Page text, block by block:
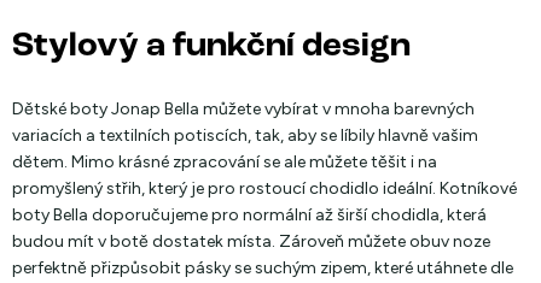
Stylový a funkční design
Dětské boty Jonap Bella můžete vybírat v mnoha barevných
variacích a textilních potiscích, tak, aby se líbily hlavně vašim
dětem. Mimo krásné zpracování se ale můžete těšit i na
promyšlený střih, který je pro rostoucí chodidlo ideální. Kotníkové
boty Bella doporučujeme pro normální až širší chodidla, která
budou mít v botě dostatek místa. Zároveň můžete obuv noze
perfektně přizpůsobit pásky se suchým zipem, které utáhnete dle